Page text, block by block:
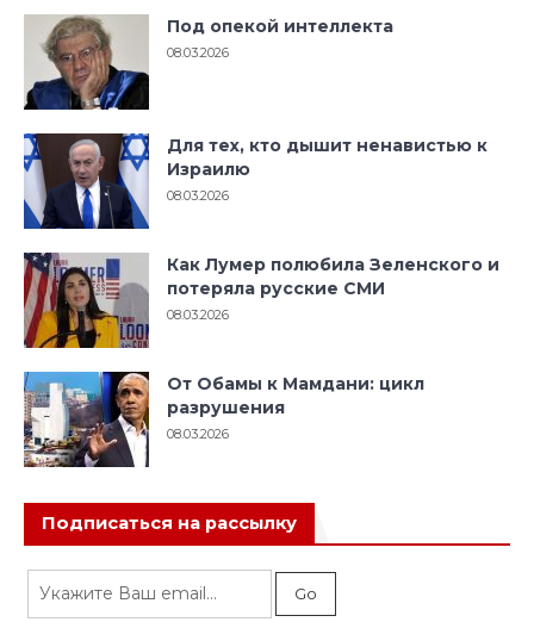
Под опекой интеллекта
08.03.2026
Для тех, кто дышит ненавистью к
Израилю
08.03.2026
Как Лумер полюбила Зеленского и
потеряла русские СМИ
08.03.2026
От Обамы к Мамдани: цикл
разрушения
08.03.2026
Подписаться на рассылку